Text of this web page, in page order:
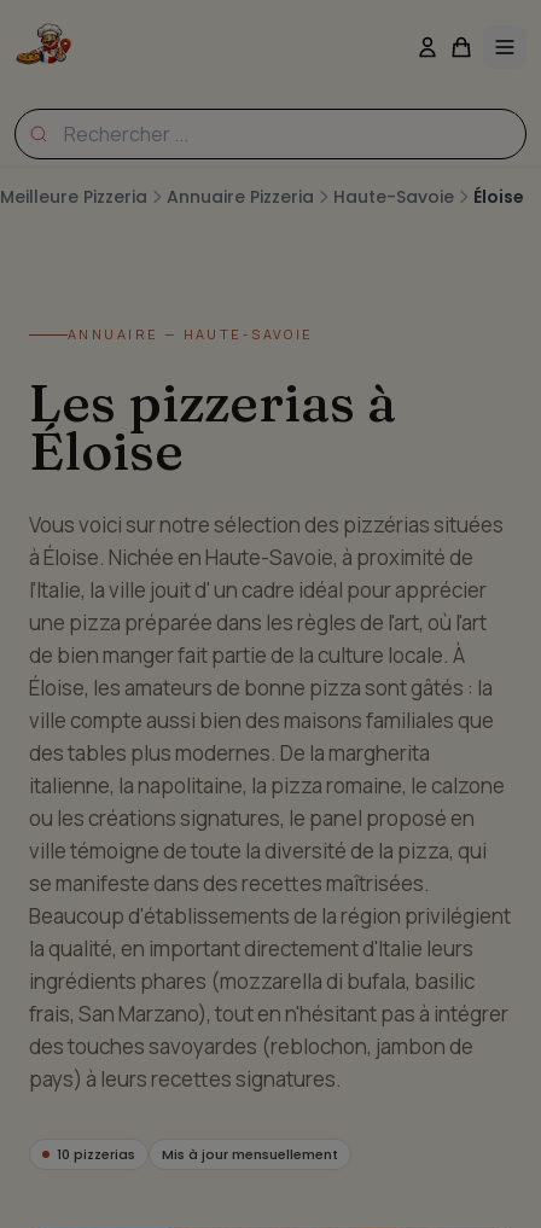
Meilleure Pizzeria Annuaire Pizzeria Haute-Savoie Éloise
ANNUAIRE — HAUTE-SAVOIE
Les pizzerias à
Éloise
Vous voici sur notre sélection des pizzérias situées
à Éloise. Nichée en Haute-Savoie, à proximité de
l'Italie, la ville jouit d' un cadre idéal pour apprécier
une pizza préparée dans les règles de l'art, où l'art
de bien manger fait partie de la culture locale. À
Éloise, les amateurs de bonne pizza sont gâtés : la
ville compte aussi bien des maisons familiales que
des tables plus modernes. De la margherita
italienne, la napolitaine, la pizza romaine, le calzone
ou les créations signatures, le panel proposé en
ville témoigne de toute la diversité de la pizza, qui
se manifeste dans des recettes maîtrisées.
Beaucoup d'établissements de la région privilégient
la qualité, en important directement d'Italie leurs
ingrédients phares (mozzarella di bufala, basilic
frais, San Marzano), tout en n'hésitant pas à intégrer
des touches savoyardes (reblochon, jambon de
pays) à leurs recettes signatures.
10 pizzerias Mis à jour mensuellement